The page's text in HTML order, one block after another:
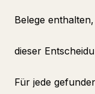
Belege
dieser
Für jede